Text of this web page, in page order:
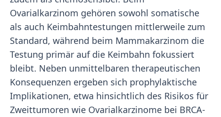
Ovarialkarzinom gehören sowohl somatische
als auch Keimbahntestungen mittlerweile zum
Standard, während beim Mammakarzinom die
Testung primär auf die Keimbahn fokussiert
bleibt. Neben unmittelbaren therapeutischen
Konsequenzen ergeben sich prophylaktische
Implikationen, etwa hinsichtlich des Risikos für
Zweittumoren wie Ovarialkarzinome bei BRCA-